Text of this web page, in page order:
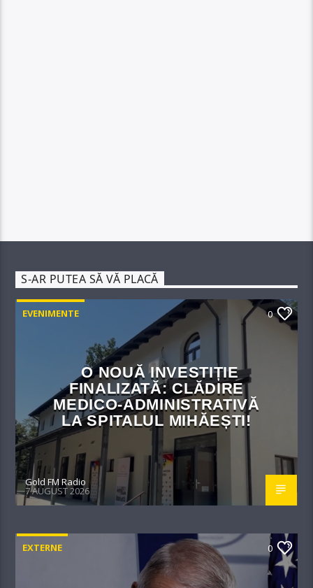
S-AR PUTEA SĂ VĂ PLACĂ
EVENIMENTE 0
O NOUĂ INVESTIȚIE
FINALIZATĂ: CLĂDIRE
MEDICO-ADMINISTRATIVĂ
LA SPITALUL MIHĂEȘTI!​
Gold FM Radio
7 AUGUST 2026
EXTERNE 0